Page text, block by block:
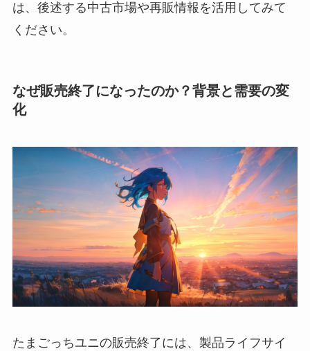
は、後述する中古市場や再販情報を活用してみて
ください。
なぜ販売終了になったのか？背景と需要の変
化
たまごっちユニの販売終了には、製品ライフサイ